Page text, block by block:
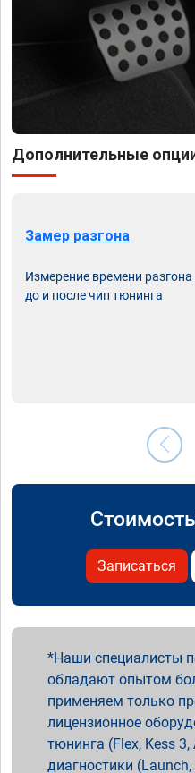
Дополнительные
Замер разгона
Измерение времени
до и после чип тюнинга
Записаться
Наши специалисты
обладают опытом
применяем только
лицензионное
тюнинга (Flex, Kess
диагностики (Launch,